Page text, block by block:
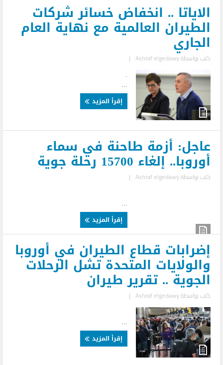
الاياتا .. انخفاض خسائر شركات
الطيران العالمية مع نهاية العام
الجاري
كتب بواسطةAshraf elgedawy
|
إقرأ المزيد
عاجل: أزمة طاحنة في سماء
أوروبا.. إلغاء 15700 رحلة جوية
كتب بواسطةAshraf elgedawy
|
إقرأ المزيد
إضرابات قطاع الطيران في أوروبا
والولايات المتحدة تشل الرحلات
الجوية .. تقرير طيران
كتب بواسطةAshraf elgedawy
|
إقرأ المزيد